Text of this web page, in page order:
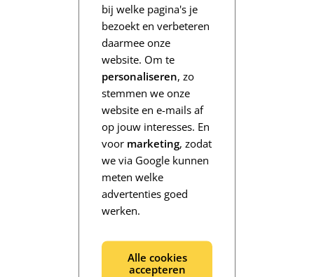
bij welke pagina's je
bezoekt en verbeteren
daarmee onze
website. Om te
personaliseren, zo
stemmen we onze
website en e-mails af
op jouw interesses. En
voor marketing, zodat
we via Google kunnen
meten welke
advertenties goed
werken.
Alle cookies
accepteren
De inhoud wordt geladen...